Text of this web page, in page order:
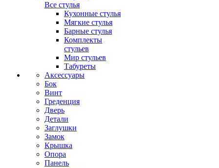
Все стулья
Кухонные стулья
Мягкие стулья
Барные стулья
Комплекты
стульев
Мир стульев
Табуреты
Аксессуары
Бок
Винт
Греденция
Дверь
Детали
Заглушки
Замок
Крышка
Опора
Панель